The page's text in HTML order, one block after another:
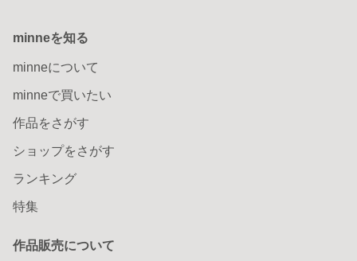
minneを知る
minneについて
minneで買いたい
作品をさがす
ショップをさがす
ランキング
特集
作品販売について